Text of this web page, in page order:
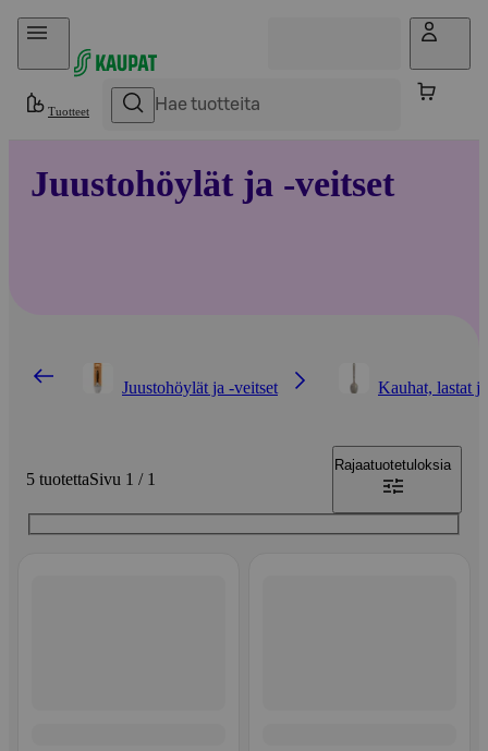
Hyppää sisältöön
Tuotteet
Juustohöylät ja -veitset
Juustohöylät ja -veitset Kauhat, lastat
5 tuotettaSivu 1 / 1
Rajaatuotetuloksia